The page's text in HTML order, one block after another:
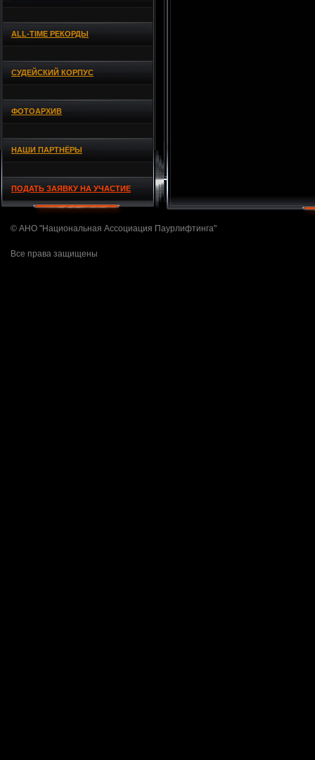
ALL-TIME РЕКОРДЫ
СУДЕЙСКИЙ КОРПУС
ФОТОАРХИВ
НАШИ ПАРТНЁРЫ
ПОДАТЬ ЗАЯВКУ НА УЧАСТИЕ
© АНО "Национальная Ассоциация Паурлифтинга"
Все права защищены